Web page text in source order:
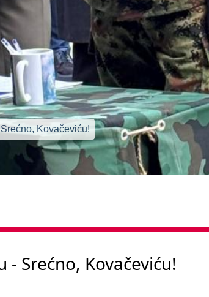
Kovačeviću!
Srećno, Kovačeviću!